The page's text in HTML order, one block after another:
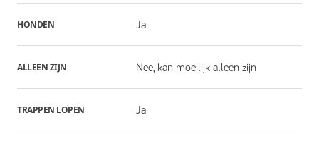
HONDEN Ja
ALLEEN ZIJN Nee, kan moeilijk alleen zijn
TRAPPEN LOPEN Ja